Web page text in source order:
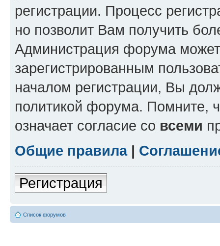
регистрации. Процесс
но позволит Вам получить
Администрация форума может
зарегистрированным
началом регистрации, Вы
политикой форума. Помните,
означает согласие со всеми
Общие правила|
Регистрация
Список форумов